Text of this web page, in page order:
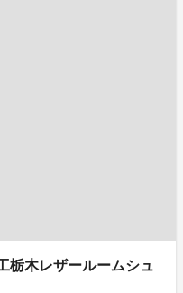
栃木レザールームシュ